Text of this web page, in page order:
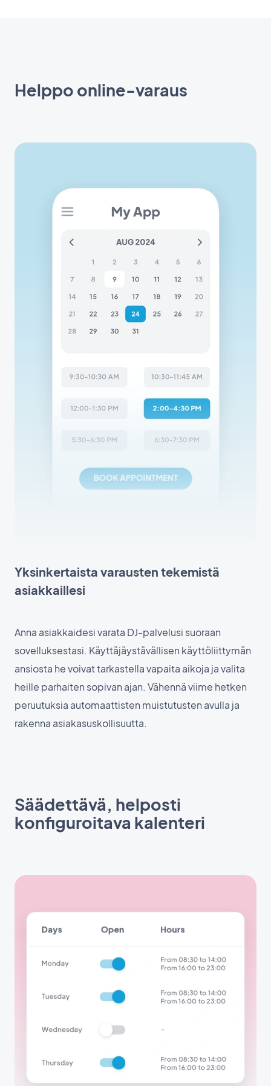
Helppo online-varaus
Yksinkertaista varausten tekemistä
asiakkaillesi
Anna asiakkaidesi varata DJ-palvelusi suoraan
sovelluksestasi. Käyttäjäystävällisen käyttöliittymän
ansiosta he voivat tarkastella vapaita aikoja ja valita
heille parhaiten sopivan ajan. Vähennä viime hetken
peruutuksia automaattisten muistutusten avulla ja
rakenna asiakasuskollisuutta.
Säädettävä, helposti
konfiguroitava kalenteri